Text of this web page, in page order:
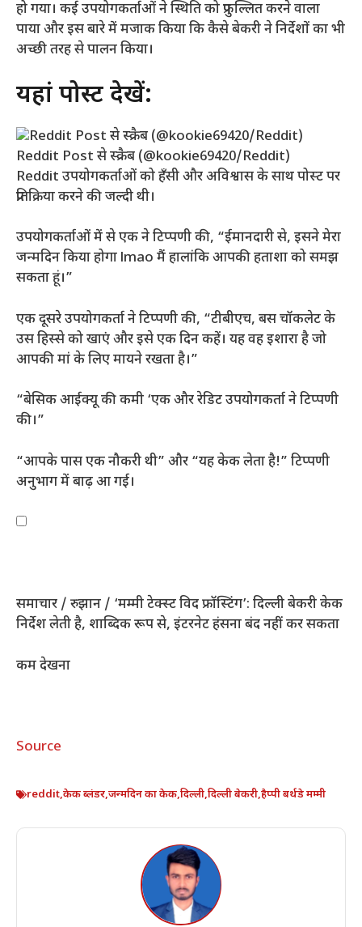
हो गया। कई उपयोगकर्ताओं ने स्थिति को प्रफुल्लित करने वाला
पाया और इस बारे में मजाक किया कि कैसे बेकरी ने निर्देशों का भी
अच्छी तरह से पालन किया।
यहां पोस्ट देखें:
Reddit Post से स्क्रैब (@kookie69420/Reddit)
Reddit उपयोगकर्ताओं को हँसी और अविश्वास के साथ पोस्ट पर
प्रतिक्रिया करने की जल्दी थी।
उपयोगकर्ताओं में से एक ने टिप्पणी की, “ईमानदारी से, इसने मेरा
जन्मदिन किया होगा lmao मैं हालांकि आपकी हताशा को समझ
सकता हूं।”
एक दूसरे उपयोगकर्ता ने टिप्पणी की, “टीबीएच, बस चॉकलेट के
उस हिस्से को खाएं और इसे एक दिन कहें। यह वह इशारा है जो
आपकी मां के लिए मायने रखता है।”
“बेसिक आईक्यू की कमी ‘एक और रेडिट उपयोगकर्ता ने टिप्पणी
की।”
“आपके पास एक नौकरी थी” और “यह केक लेता है!” टिप्पणी
अनुभाग में बाढ़ आ गई।
समाचार / रुझान / ‘मम्मी टेक्स्ट विद फ्रॉस्टिंग’: दिल्ली बेकरी केक
निर्देश लेती है, शाब्दिक रूप से, इंटरनेट हंसना बंद नहीं कर सकता
कम देखना
Source
reddit,केक ब्लंडर,जन्मदिन का केक,दिल्ली,दिल्ली बेकरी,हैप्पी बर्थडे मम्मी